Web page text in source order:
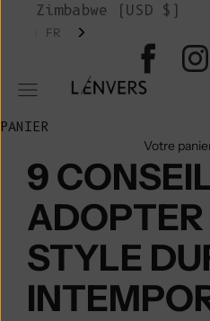
L'ENVERS
Ouvrir le menu de
Zimbabwe (USD $)
FR
PANIER
Votre
9
ADOPTER
STYLE